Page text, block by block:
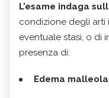
L'esame indaga
condizione degli arti
eventuale stasi, o di
presenza di:
Edema